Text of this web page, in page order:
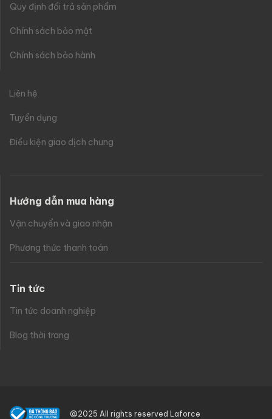
Quy định đổi trả sản phẩm
Chính sách bảo mật
Chính sách bảo hành
Liên hệ
Tuyển dụng
Điều kiện giao dịch chung
Hướng dẫn mua hàng
Vận chuyển và giao nhận
Phương thức thanh toán
Tin tức
Tin tức doanh nghiệp
Blog thời trang
@2025 All rights reserved Laforce